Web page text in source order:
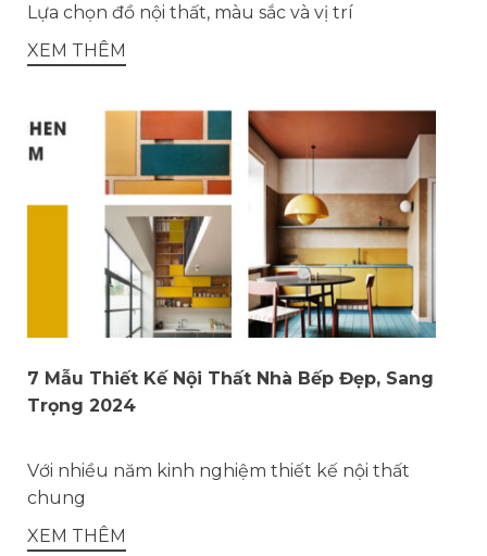
Lựa chọn đồ nội thất, màu sắc và vị trí
XEM THÊM
7 Mẫu Thiết Kế Nội Thất Nhà Bếp Đẹp, Sang
Trọng 2024
Với nhiều năm kinh nghiệm thiết kế nội thất
chung
XEM THÊM